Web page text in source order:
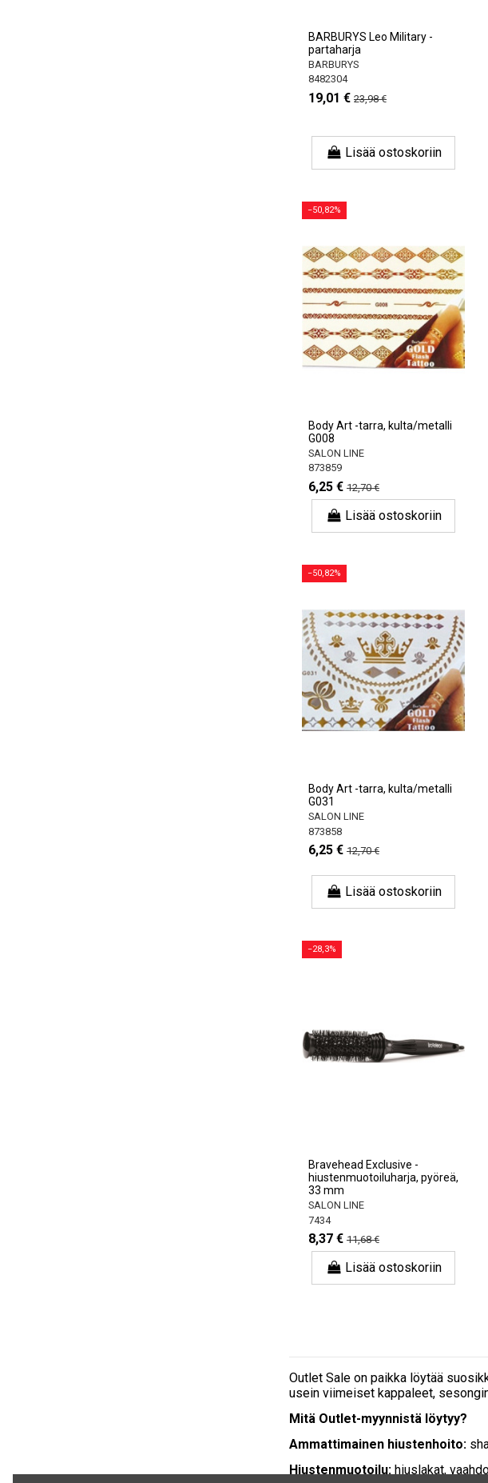
BARBURYS Leo Military -
partaharja
BARBURYS
8482304
19,01 € 23,98 €
Lisää ostoskoriin
−50,82%
Body Art -tarra, kulta/metalli
G008
SALON LINE
873859
6,25 € 12,70 €
Lisää ostoskoriin
−50,82%
Body Art -tarra, kulta/metalli
G031
SALON LINE
873858
6,25 € 12,70 €
Lisää ostoskoriin
−28,3%
Bravehead Exclusive -
hiustenmuotoiluharja, pyöreä,
33 mm
SALON LINE
7434
8,37 € 11,68 €
Lisää ostoskoriin
Outlet Sale on paikka löytää
usein viimeiset kappaleet,
Mitä Outlet-myynnistä löytyy?
Ammattimainen hiustenhoito:
Hiustenmuotoilu: hiuslakat,